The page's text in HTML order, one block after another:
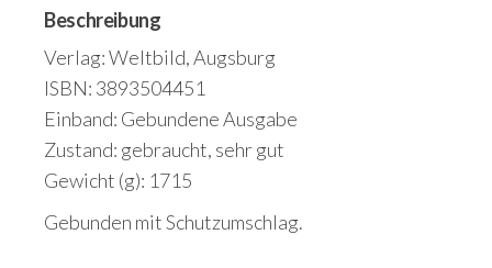
erprobte
Gerichte.
Menge
Beschreibung
Verlag: Weltbild, Augsburg
ISBN: 3893504451
Einband: Gebundene Ausgabe
Zustand: gebraucht, sehr gut
Gewicht (g): 1715
Gebunden mit Schutzumschlag.